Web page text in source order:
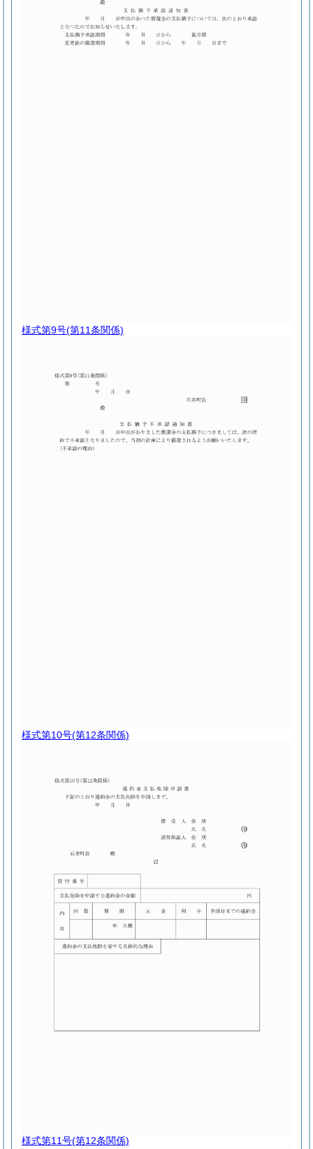
様式第9号(第11条関係)
様式第10号(第12条関係)
様式第11号(第12条関係)